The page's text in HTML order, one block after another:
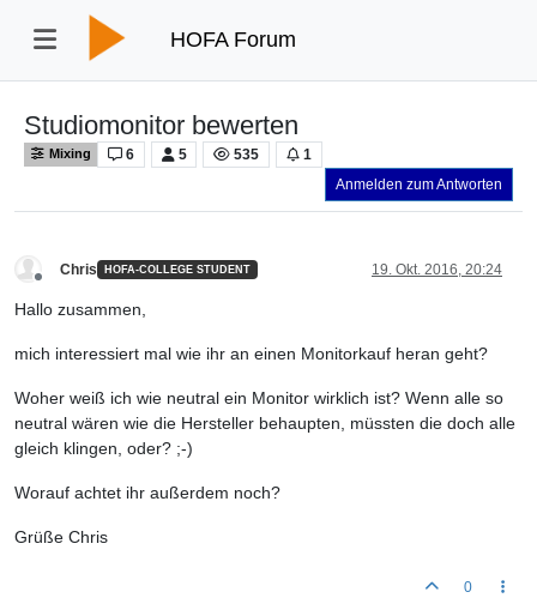
HOFA Forum
Studiomonitor bewerten
Mixing 6 5 535
1
Anmelden zum Antworten
Chris HOFA-COLLEGE STUDENT 19. Okt. 2016, 20:24
Hallo zusammen,
mich interessiert mal wie ihr an einen Monitorkauf heran geht?
Woher weiß ich wie neutral ein Monitor wirklich ist? Wenn alle so
neutral wären wie die Hersteller behaupten, müssten die doch alle
gleich klingen, oder? ;-)
Worauf achtet ihr außerdem noch?
Grüße Chris
0